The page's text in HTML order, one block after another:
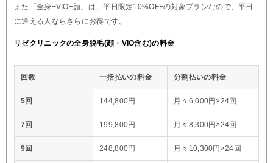
また「全身+VIO+顔」は、平日限定10%OFFの対象プランなので、平日
に通える人ならさらにお得です。
リゼクリニックの全身脱毛(顔・VIO含む)の料金
回数 一括払いの料金 分割払いの料金
5回 144,800円 月々6,000円×24回
7回 199,800円 月々8,300円×24回
9回 248,800円 月々10,300円×24回